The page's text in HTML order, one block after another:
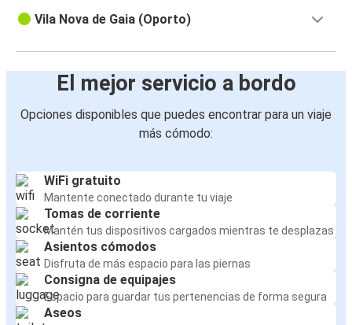
Vila Nova de Gaia (Oporto)
El mejor servicio a bordo
Opciones disponibles que puedes encontrar para un viaje
más cómodo:
WiFi gratuito
Mantente conectado durante tu viaje
Tomas de corriente
Mantén tus dispositivos cargados mientras te desplazas
Asientos cómodos
Disfruta de más espacio para las piernas
Consigna de equipajes
Espacio para guardar tus pertenencias de forma segura
Aseos